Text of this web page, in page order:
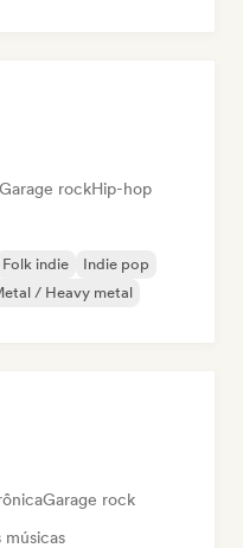
Garage rockHip-hop
Folk indie
Indie pop
/ Heavy metal
Garage rock
músicas